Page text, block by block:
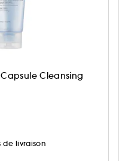
Capsule Cleansing
les pores
de livraison